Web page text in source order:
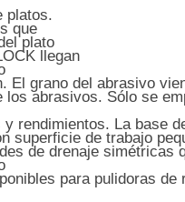
que
plato
llegan
grano del abrasivo
abrasivos. Sólo se
rendimientos. La base
superficie de trabajo
de drenaje simétricas
para pulidoras de